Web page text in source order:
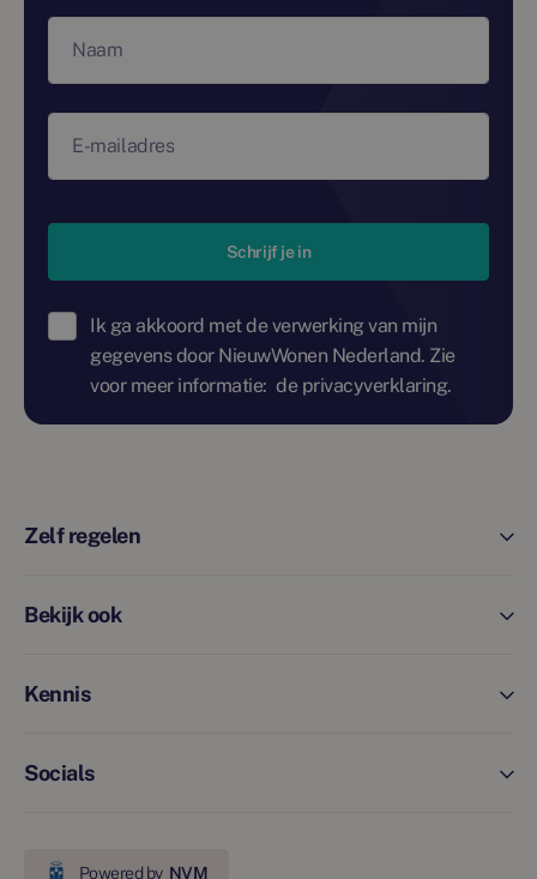
Naam
E-mailadres
Schrijf je in
Ik ga akkoord met de verwerking van mijn
gegevens door NieuwWonen Nederland. Zie
voor meer informatie: de privacyverklaring.
Zelf regelen
Bekijk ook
Kennis
Socials
Powered by NVM